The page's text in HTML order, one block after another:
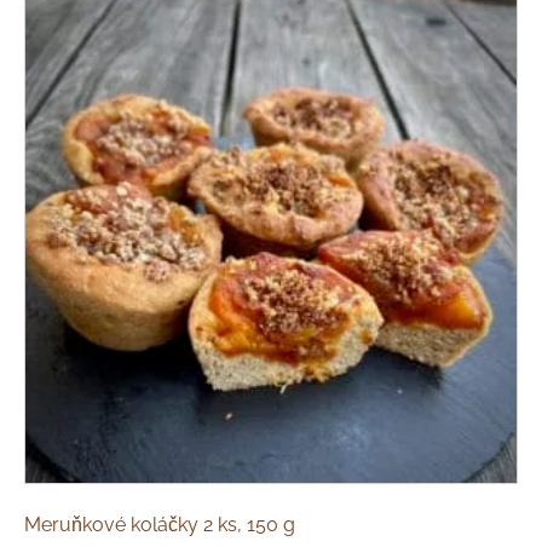
Meruňkové koláčky 2 ks, 150 g